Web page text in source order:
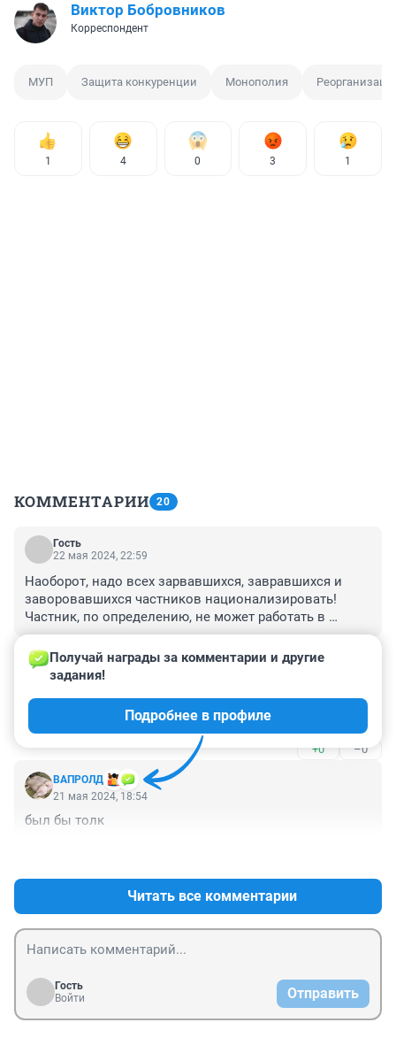
Виктор Бобровников
Корреспондент
МУП Защита конкуренции Монополия
1 4 0 3 1
КОММЕНТАРИИ 20
Гость
22 мая 2024, 22:59
Наоборот, надо всех зарвавшихся, завравшихся и
заворовавшихся частников национализировать!
Частник, по определению, не может работать в
прибыль, если он не вор или не трудоголик. Во
второе не верю.
Гость
Конец муниципальной сети.
+0 –0
ВАПРОЛД
Получай награды за комментарии и другие
задания!
Подробнее в профиле
21 мая 2024, 18:54
был бы толк
Читать все комментарии
Гость
Войти
Отправить